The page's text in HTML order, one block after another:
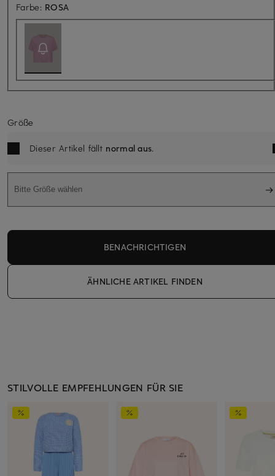
Farbe: ROSA
Größe
Dieser Artikel fällt normal aus.
Bitte Größe wählen
BENACHRICHTIGEN
ÄHNLICHE ARTIKEL FINDEN
STILVOLLE EMPFEHLUNGEN FÜR SIE